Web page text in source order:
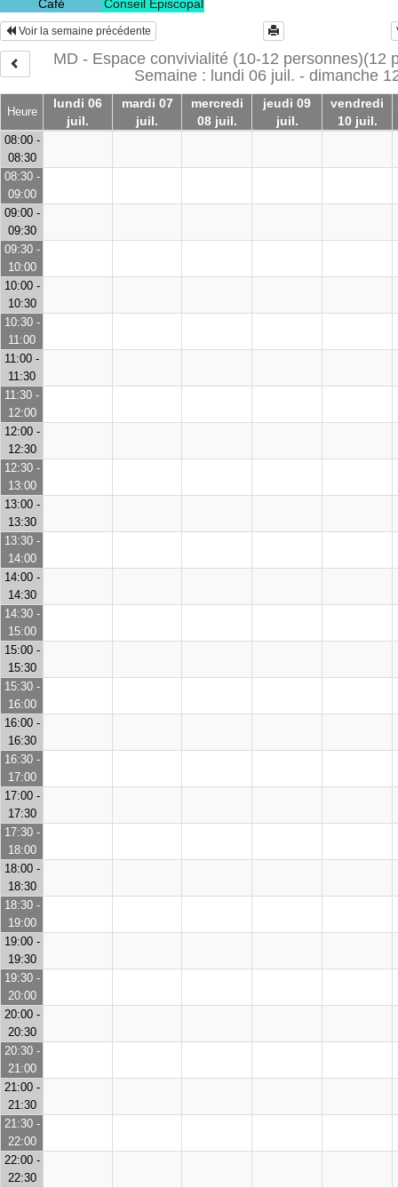
Café
Conseil Episcopal
Heure
lundi 06
juil.
mardi 07
juil.
mercredi
08 juil.
jeudi 09
juil.
vendredi
10 juil.
Voir la semaine précédente
MD - Espace convivialité (10-12 personnes)(12
Semaine : lundi 06 juil. - dimanche
08:00 -
08:30
08:30 -
09:00
09:00 -
09:30
09:30 -
10:00
10:00 -
10:30
10:30 -
11:00
11:00 -
11:30
11:30 -
12:00
12:00 -
12:30
12:30 -
13:00
13:00 -
13:30
13:30 -
14:00
14:00 -
14:30
14:30 -
15:00
15:00 -
15:30
15:30 -
16:00
16:00 -
16:30
16:30 -
17:00
17:00 -
17:30
17:30 -
18:00
18:00 -
18:30
18:30 -
19:00
19:00 -
19:30
19:30 -
20:00
20:00 -
20:30
20:30 -
21:00
21:00 -
21:30
21:30 -
22:00
22:00 -
22:30